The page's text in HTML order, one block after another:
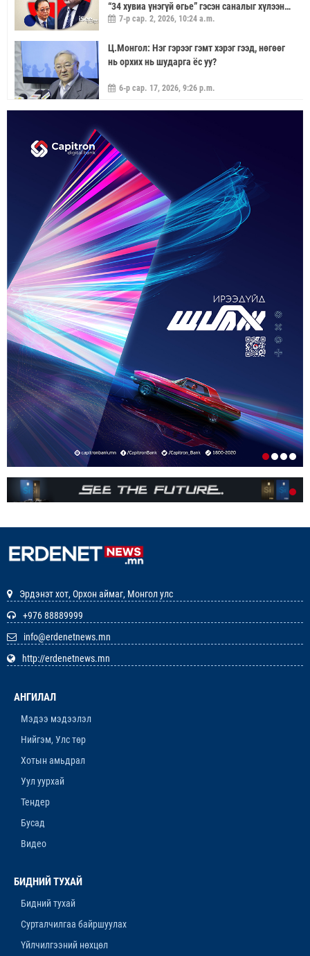
“34 хувиа үнэгүй өгье” гэсэн саналыг хүлээн
аваагүй хүмүүс хариуцлагагүй үлдэв
7-р сар. 2, 2026, 10:24 a.m.
Ц.Монгол: Нэг гэрээг гэмт хэрэг гээд, нөгөөг
нь орхих нь шударга ёс уу?
6-р сар. 17, 2026, 9:26 p.m.
ҮЙЛДВЭРИЙН ХЭДЭН ХУВИЙГ ЭЗЭМШИХ ВЭ
ГЭДЭГ АСУУДАЛ ГАРЧ ИРНЭ
5-р сар. 21, 2026, 11:40 a.m.
ЗУУН НАСЫГ ДАВСАН “ХӨВЧИЙН ХӨХ
ГОНИО” АЛДАРТАЙ Д.ГОНЧИГДАГВА
2-р сар. 17, 2026, 10:38 a.m.
ОРОН НУТАГТ ГАЗАР ОЛГОХ ЭРХ МЭДЛИЙГ
ШИЛЖҮҮЛНЭ
1-р сар. 19, 2026, 10:54 a.m.
ТЭТГЭВРИЙН ЗЭЭЛИЙН ХҮҮГ БУУРУУЛАХ,
УРТАСГАХ ЧИГЛЭЛЭЭР АЖИЛЛАНА
1-р сар. 19, 2026, 10:52 a.m.
ИРГЭДИЙН НЭРИЙН ДАНСНЫ
ХУРИМТЛАЛЫГ НЭГ САЯД ХҮРГЭНЭ
1-р сар. 19, 2026, 10:48 a.m.
ЭНЭ ЖИЛ БҮХ НИЙТЭЭРЭЭ 15 ХОНОГ АМРАХ
НЬ
1-р сар. 7, 2026, 3:41 p.m.
ШАГНАЛ ХҮРТЛЭЭ
ЗАРЛАЛ
12-р сар. 19, 2025, 3:20 p.m.
11-р сар. 14, 2025, 5:53 p.m.
Эрдэнэт хот, Орхон аймаг, Монгол улс
+976 88889999
info@erdenetnews.mn
http://erdenetnews.mn
АНГИЛАЛ
Мэдээ мэдээлэл
Нийгэм, Улс төр
Хотын амьдрал
Уул уурхай
Тендер
Бусад
Видео
БИДНИЙ ТУХАЙ
Бидний тухай
Сурталчилгаа байршуулах
Үйлчилгээний нөхцөл